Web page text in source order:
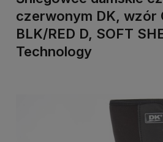
czerwonym DK, wzór
BLK/RED D, SOFT
Technology